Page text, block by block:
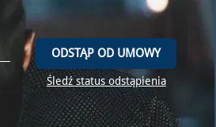
ODSTĄP OD UMOWY
Śledź status odstąpienia